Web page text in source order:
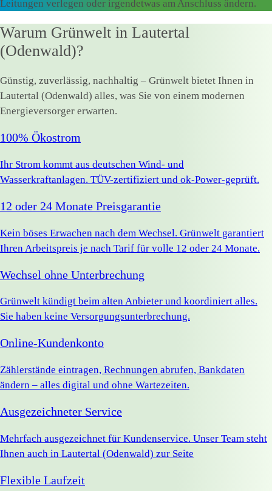
Leitungen verlegen oder irgendetwas am Anschluss ändern.
Warum Grünwelt in Lautertal
(Odenwald)?
Günstig, zuverlässig, nachhaltig – Grünwelt bietet Ihnen in
Lautertal (Odenwald) alles, was Sie von einem modernen
Energieversorger erwarten.
100% Ökostrom
Ihr Strom kommt aus deutschen Wind- und
Wasserkraftanlagen. TÜV-zertifiziert und ok-Power-geprüft.
12 oder 24 Monate Preisgarantie
Kein böses Erwachen nach dem Wechsel. Grünwelt garantiert
Ihren Arbeitspreis je nach Tarif für volle 12 oder 24 Monate.
Wechsel ohne Unterbrechung
Grünwelt kündigt beim alten Anbieter und koordiniert alles.
Sie haben keine Versorgungsunterbrechung.
Online-Kundenkonto
Zählerstände eintragen, Rechnungen abrufen, Bankdaten
ändern – alles digital und ohne Wartezeiten.
Ausgezeichneter Service
Mehrfach ausgezeichnet für Kundenservice. Unser Team steht
Ihnen auch in Lautertal (Odenwald) zur Seite
Flexible Laufzeit